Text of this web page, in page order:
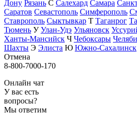
Дону Рязань С Салехард Самара
Саратов Севастополь Симферополь
Ставрополь Сыктывкар Т Таганрог
Тюмень У Улан-Удэ Ульяновск
Ханты-Мансийск Ч Чебоксары
Шахты Э Элиста Ю Южно-Сахалинск
Отмена
8-800-7000-170
Онлайн чат
У вас есть
вопросы?
Мы ответим